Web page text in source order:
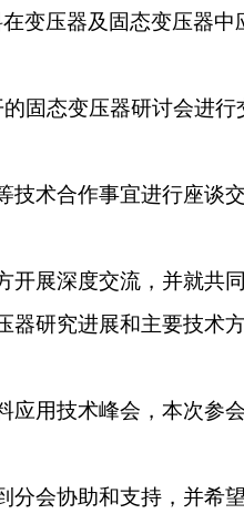
变压器及固态变压器
固态变压器研讨会进行
术合作事宜进行座谈
展深度交流，并就共
研究进展和主要技术
用技术峰会，本次参
会协助和支持，并希